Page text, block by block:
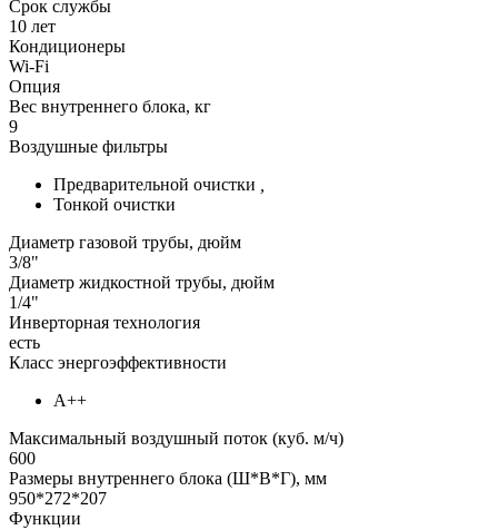
Срок службы
10 лет
Кондиционеры
Wi-Fi
Опция
Вес внутреннего блока, кг
9
Воздушные фильтры
Предварительной очистки
Тонкой очистки
Диаметр газовой трубы, дюйм
3/8"
Диаметр жидкостной трубы, дюйм
1/4"
Инверторная технология
есть
Класс энергоэффективности
А++
Максимальный воздушный поток (куб. м/ч)
600
Размеры внутреннего блока (Ш*В*Г), мм
950*272*207
Функции